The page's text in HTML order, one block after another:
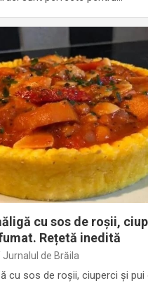
cu sos de roșii,
Rețetă inedită
Jurnalul de Brăila
cu sos de roșii, ciuperci și pui